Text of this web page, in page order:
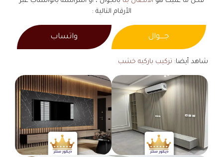
الأرقام التالية :
جــــوال واتساب
شاهد أيضا: تركيب باركيه خشب